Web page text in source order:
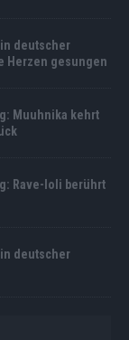
deutscher
Herzen gesungen
Muuhnika kehrt
Rave-Ioli berührt
deutscher